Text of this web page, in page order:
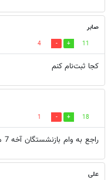
صابر
11
4
کجا ثبت‌نام کنم
18
1
راجع به وام بازنشستگان آخه 7 میلیون شد وام
علی